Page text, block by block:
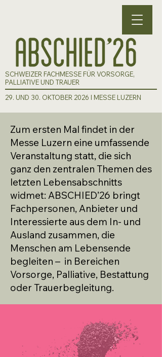
SCHWEIZER FACHMESSE FÜR VORSORGE,
PALLIATIVE UND TRAUER
29. UND 30. OKTOBER 2026 I MESSE LUZERN
Zum ersten Mal findet in der
Messe Luzern eine umfassende
Veranstaltung statt, die sich
ganz den zentralen Themen des
letzten Lebensabschnitts
widmet: ABSCHIED’26 bringt
Fachpersonen, Anbieter und
Interessierte aus dem In- und
Ausland zusammen, die
Menschen am Lebensende
begleiten – in Bereichen
Vorsorge, Palliative, Bestattung
oder Trauerbegleitung.